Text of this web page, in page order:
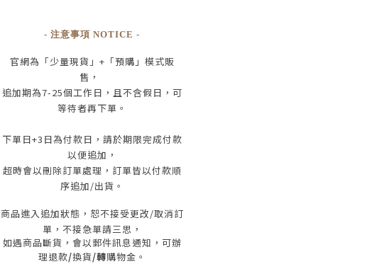
- 注意事項 NOTICE -
官網為 「少量現貨」+ 「預購」模式販
售，
追加期為7-25個工作日 ，且不含假日 ， 可
等待者再下單 。
下單日+3 日為付款日，請於期限完成付款
以便追加，
超時會以刪除訂單處理，訂單皆以付款順
序追加/出貨 。
商品進入追加狀態，恕不接受更改/取消訂
單， 不接急單請三思 ，
如遇商品斷貨，會以郵件訊息通知，可辦
理退款/換貨/轉購物金。